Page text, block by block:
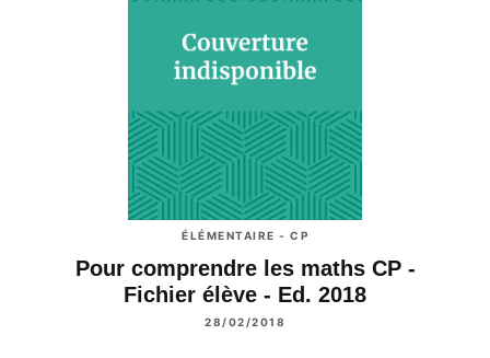
ÉLÉMENTAIRE - CP
Pour comprendre les maths CP -
Fichier élève - Ed. 2018
28/02/2018